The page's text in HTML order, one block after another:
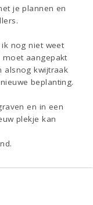
je plannen en
nog niet weet
aangepakt
alsnog kwijtraak
beplanting.
en in een
plekje kan